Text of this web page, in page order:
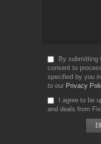
By submitting
consent to
specified by you
to our Privacy
I agree to be
and deals from